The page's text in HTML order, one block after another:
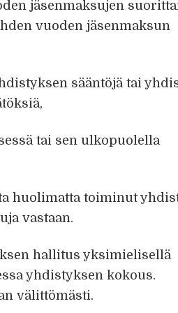
jäsenmaksujen
vuoden jäsenmaksun
sääntöjä tai
tai sen ulkopuolella
huolimatta toiminut
vastaan.
hallitus yksimielisellä
yhdistyksen kokous.
välittömästi.